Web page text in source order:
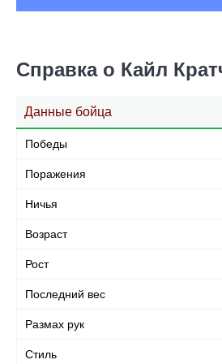
Справка о Кайл
Данные бойца
Победы
Поражения
Ничья
Возраст
Рост
Последний вес
Размах рук
Стиль